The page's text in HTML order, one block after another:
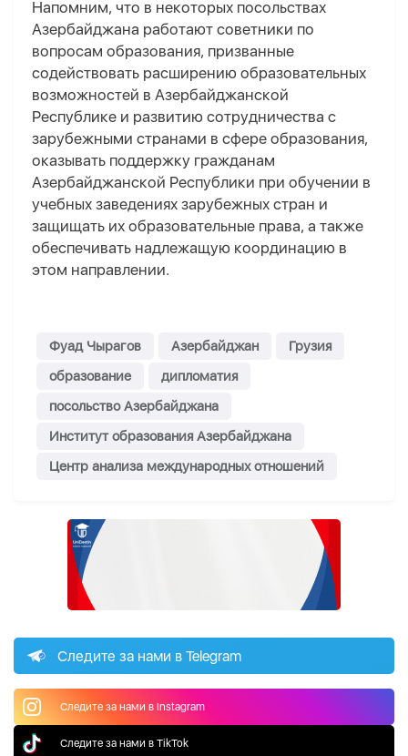
Напомним, что в некоторых посольствах
Азербайджана работают советники по
вопросам образования, призванные
содействовать расширению образовательных
возможностей в Азербайджанской
Республике и развитию сотрудничества с
зарубежными странами в сфере образования,
оказывать поддержку гражданам
Азербайджанской Республики при обучении в
учебных заведениях зарубежных стран и
защищать их образовательные права, а также
обеспечивать надлежащую координацию в
этом направлении.
Фуад Чырагов Азербайджан
Грузия
образование
дипломатия
посольство Азербайджана
Институт образования Азербайджана
Центр анализа международных отношений
Следите за нами в Telegram
Следите за нами в Instagram
Следите за нами в TikTok